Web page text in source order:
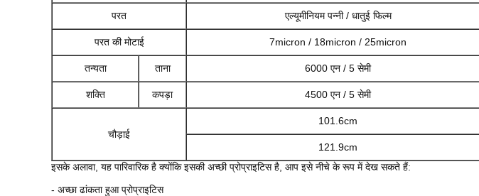
परत एल्यूमीनियम पन्नी / धातुई फिल्म
परत की मोटाई 7micron / 18micron / 25micron
तन्यता ताना 6000 एन / 5 सेमी
शक्ति कपड़ा 4500 एन / 5 सेमी
चौड़ाई
101.6cm
121.9cm
इसके अलावा, यह पारिवारिक है क्योंकि इसकी अच्छी प्रोप्राइटिस है, आप इसे नीचे के रूप में देख सकते हैं:
- अच्छा ढांकता हुआ प्रोप्राइटिस